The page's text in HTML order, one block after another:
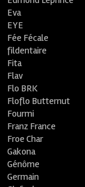
Eva
EYE
Fée Fécale
fildentaire
Fita
Flav
Flo BRK
Floflo Butternut
Fourmi
Franz France
Froe Char
Gakona
Génôme
Germain